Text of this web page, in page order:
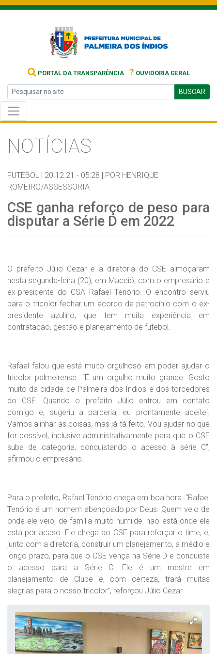
PORTAL DA TRANSPARÊNCIA ? OUVIDORIA GERAL
BUSCAR
NOTÍCIAS
FUTEBOL | 20.12.21 - 05:28 | POR HENRIQUE
ROMEIRO/ASSESSORIA
CSE ganha reforço de peso para
disputar a Série D em 2022
O prefeito Júlio Cezar e a diretoria do CSE almoçaram
nesta segunda-feira (20), em Maceió, com o empresário e
ex-presidente do CSA Rafael Tenório. O encontro serviu
para o tricolor fechar um acordo de patrocínio com o ex-
presidente azulino, que tem muita experiência em
contratação, gestão e planejamento de futebol.
Rafael falou que está muito orgulhoso em poder ajudar o
tricolor palmeirense. “É um orgulho muito grande. Gosto
muito da cidade de Palmeira dos Índios e dos torcedores
do CSE. Quando o prefeito Júlio entrou em contato
comigo e, sugeriu a parceria, eu prontamente aceitei.
Vamos alinhar as coisas, mas já tá feito. Vou ajudar no que
for possível, inclusive administrativamente para que o CSE
suba de categoria, conquistando o acesso à série C”,
afirmou o empresário.
Para o prefeito, Rafael Tenório chega em boa hora. “Rafael
Tenório é um homem abençoado por Deus. Quem veio de
onde ele veio, de família muito humilde, não está onde ele
está por acaso. Ele chega ao CSE para reforçar o time, e,
junto com a diretoria, construir um planejamento, a médio e
longo prazo, para que o CSE vença na Série D e conquiste
o acesso para a Série C. Ele é um mestre em
planejamento de Clube e, com certeza, trará muitas
alegrias para o nosso tricolor”, reforçou Júlio Cezar.